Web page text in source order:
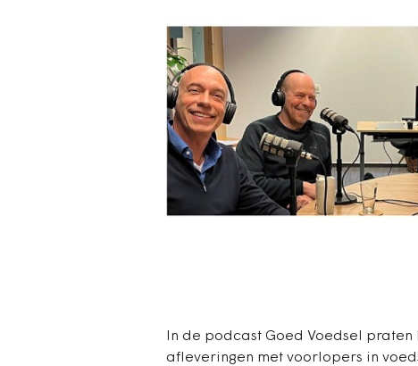
In de podcast Goed Voedsel praten
afleveringen met voorlopers in